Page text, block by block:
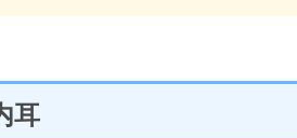
耳